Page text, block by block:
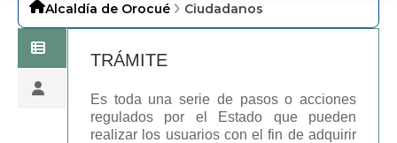
Alcaldía de Orocué Ciudadanos
TRÁMITE
Es toda una serie de pasos o acciones
regulados por el Estado que pueden
realizar los usuarios con el fin de adquirir